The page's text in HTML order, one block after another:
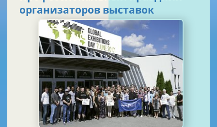
организаторов выставок